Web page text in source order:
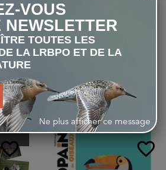
AUSSI
favorite_border favorite_border
VOUS
NEWSLETTER
TOUTES LES
LA LRBPO ET DE LA
Ne plus afficher ce message